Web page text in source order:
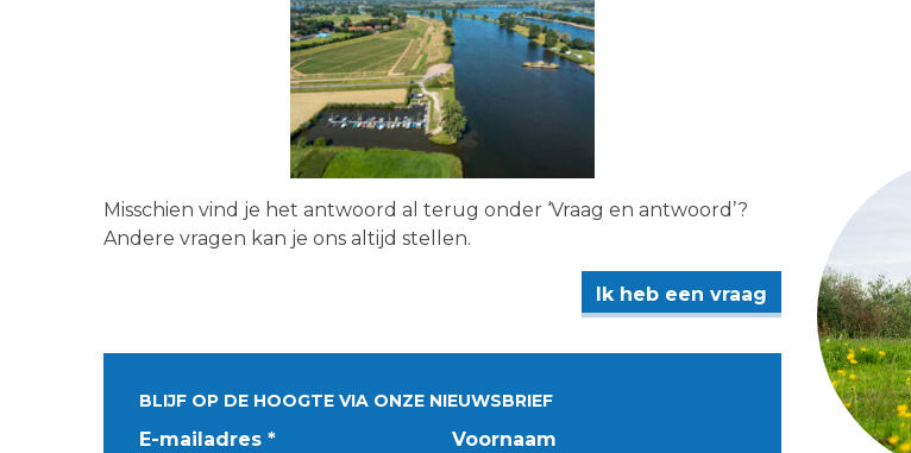
Misschien vind je het antwoord al terug onder ‘Vraag en antwoord’?
Andere vragen kan je ons altijd stellen.
Ik heb een vraag
BLIJF OP DE HOOGTE VIA ONZE NIEUWSBRIEF
E-mailadres * Voornaam